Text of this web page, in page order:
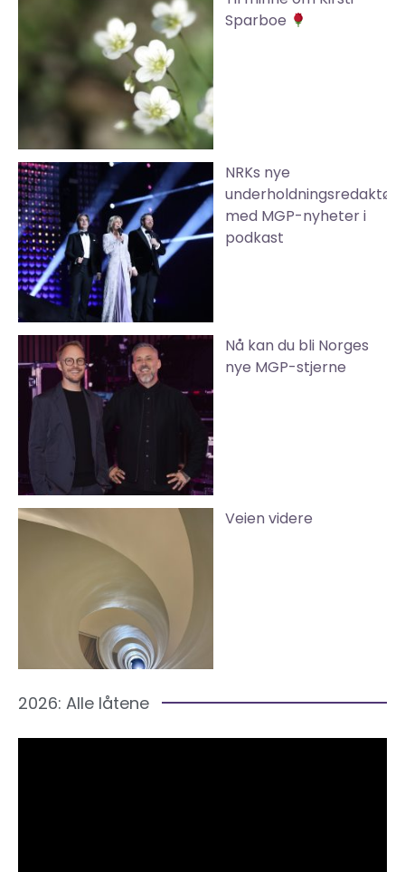
Sparboe
NRKs nye
underholdningsredaktør
med MGP-nyheter i
podkast
Nå kan du bli Norges
nye MGP-stjerne
Veien videre
2026: Alle låtene